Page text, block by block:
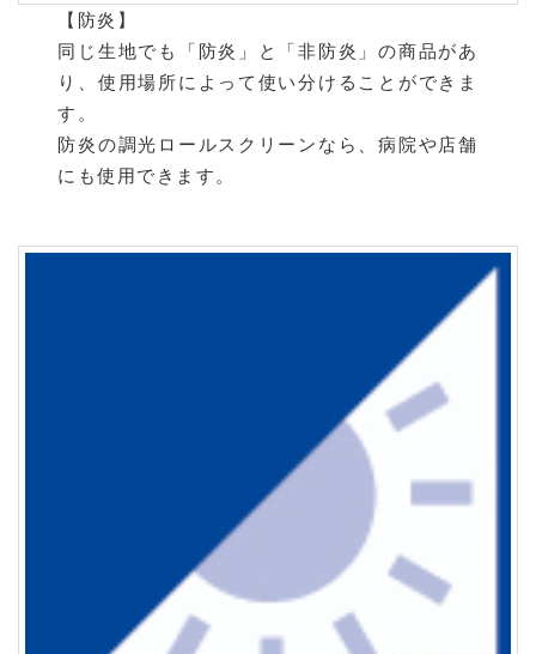
【防炎】
同じ生地でも「防炎」と「非防炎」の商品があ
り、使用場所によって使い分けることができま
す。
防炎の調光ロールスクリーンなら、病院や店舗
にも使用できます。